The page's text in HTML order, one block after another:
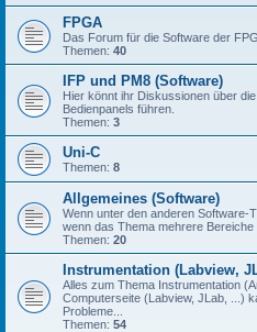
FPGA
Das Forum für die Software der
Themen: 40
IFP und PM8 (Software)
Hier könnt ihr Diskussionen über
Bedienpanels führen.
Themen: 3
Uni-C
Themen: 8
Allgemeines (Software)
Wenn unter den anderen Software-
wenn das Thema mehrere
Themen: 20
Instrumentation (Labview,
Alles zum Thema Instrumentation
Computerseite (Labview, JLab, ...)
Probleme...
Themen: 54